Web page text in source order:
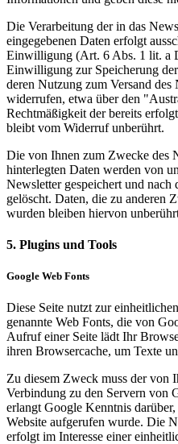
Die Verarbeitung der in das
eingegebenen Daten erfolgt
Einwilligung (Art. 6 Abs. 1 lit. a
Einwilligung zur Speicherung
deren Nutzung zum Versand
widerrufen, etwa über den
Rechtmäßigkeit der bereits
bleibt vom Widerruf unberührt.
Die von Ihnen zum Zwecke des
hinterlegten Daten werden von
Newsletter gespeichert und nach
gelöscht. Daten, die zu anderen
wurden bleiben hiervon
5. Plugins und Tools
Google Web Fonts
Diese Seite nutzt zur
genannte Web Fonts, die von
Aufruf einer Seite lädt Ihr
ihren Browsercache, um Texte
Zu diesem Zweck muss der von
Verbindung zu den Servern von
erlangt Google Kenntnis
Website aufgerufen wurde. Die
erfolgt im Interesse einer